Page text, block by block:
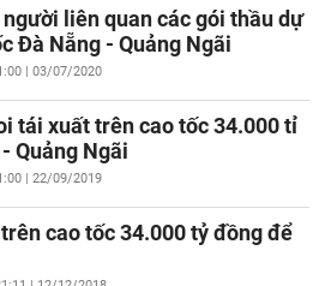
người liên quan các gói thầu dự
Đà Nẵng - Quảng Ngãi
| 03/07/2020
tái xuất trên cao tốc 34.000 tỉ
Quảng Ngãi
| 22/09/2019
cao tốc 34.000 tỷ đồng để